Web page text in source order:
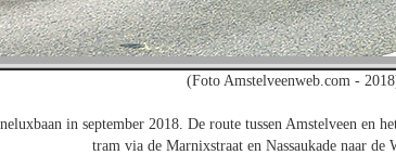
(Foto Amstelveenweb.com -
in september 2018. De route tussen Amstelveen
tram via de Marnixstraat en Nassaukade naar de